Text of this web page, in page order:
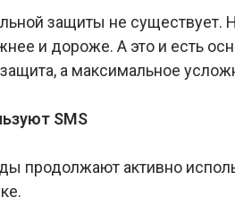
защиты не
и дороже. А это и есть
а максимальное
SMS
продолжают активно